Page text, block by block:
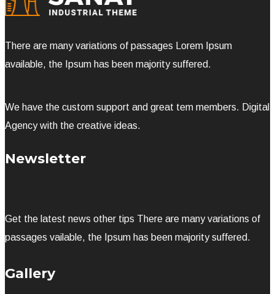
There are many variations of passages Lorem Ipsum
available, the Ipsum has been majority suffered.
We have the custom support and great tem members. Digital
Agency with the creative ideas.
Newsletter
Get the latest news other tips There are many variations of
passages vailable, the Ipsum has been majority suffered.
Gallery